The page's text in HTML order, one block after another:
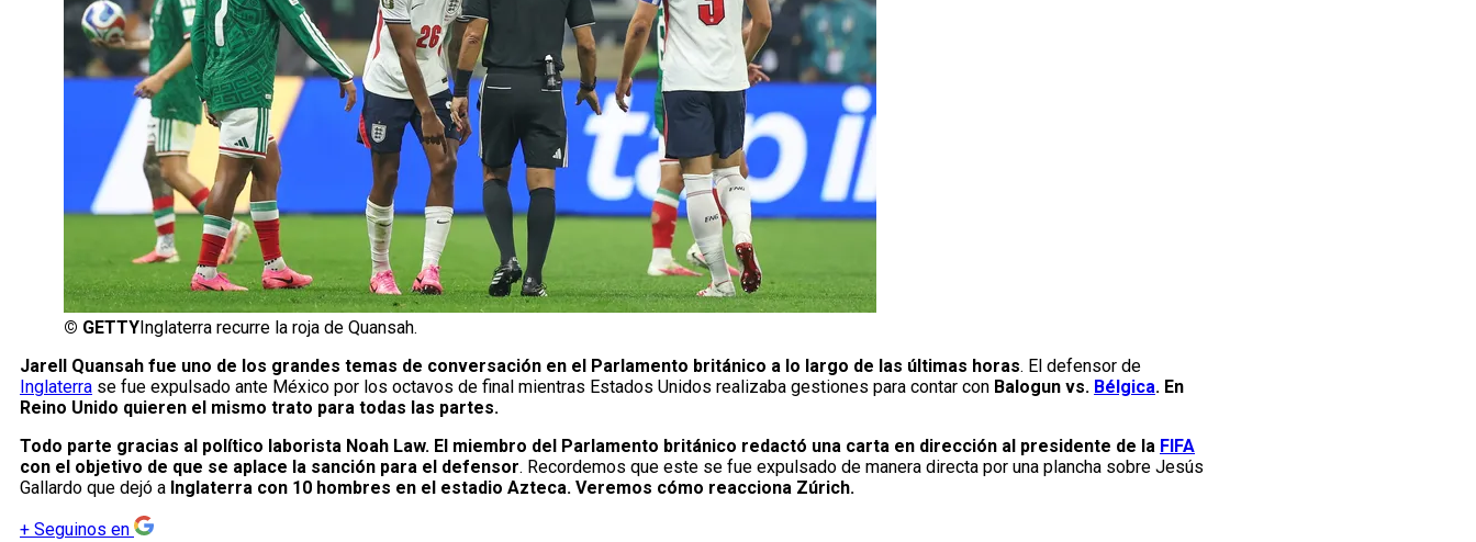
© GETTY Inglaterra recurre la roja de Quansah.
Jarell Quansah fue uno de los grandes temas de conversación en el Parlamento británico a lo largo de las últimas horas. El defensor de
Inglaterra se fue expulsado ante México por los octavos de final mientras Estados Unidos realizaba gestiones para contar con Balogun vs. Bélgica. En
Reino Unido quieren el mismo trato para todas las partes.
Todo parte gracias al político laborista Noah Law. El miembro del Parlamento británico redactó una carta en dirección al presidente de la FIFA
con el objetivo de que se aplace la sanción para el defensor. Recordemos que este se fue expulsado de manera directa por una plancha sobre Jesús
Gallardo que dejó a Inglaterra con 10 hombres en el estadio Azteca. Veremos cómo reacciona Zúrich.
+ Seguinos en